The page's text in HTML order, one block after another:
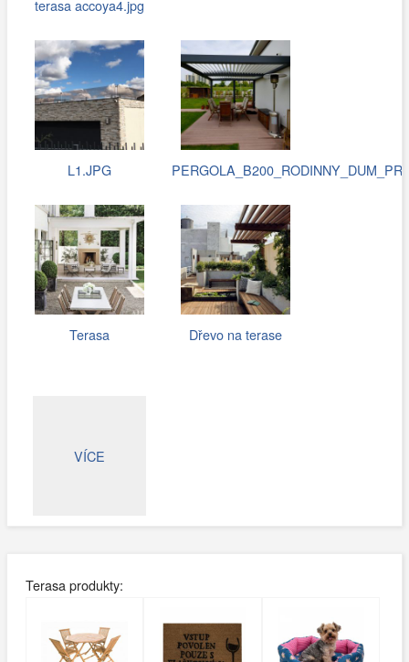
terasa accoya4.jpg
L1.JPG
Terasa Dřevo na terase
VÍCE
Terasa produkty: